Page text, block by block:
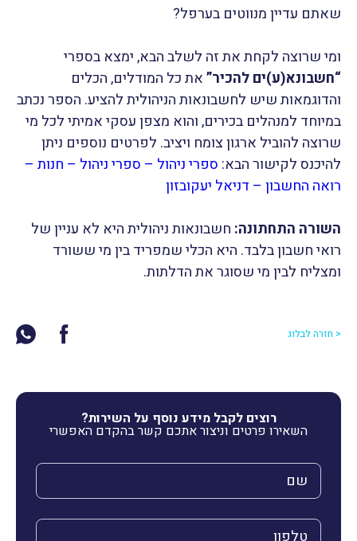
שאתם עדיין מנווטים בערפל?
ומי שרוצה לקחת את זה לשלב הבא, ימצא בספרי
“חשבונא(ע)ים להכיר”את כל המודלים, הכלים
והדוגמאות שיש לחשבונאות הניהולית להציע. הספר נכתב
במיוחד למנהלים בכירים, והוא מצפן עסקי אמיתי לכל מי
שרוצה להוביל ארגון צומח ויציב. לפרטים נוספים ניתן
להיכנס לקישור הבא: ספרי ניהול – ספרי ניהול – חנות –
רואה החשבון – דניאל יעקובזון
השורה התחתונה: חשבונאות ניהולית היא לא עניין של
רואי חשבון בלבד. היא הכלי שמפריד בין מי ששורד
ומצליח לבין מי שסוגר את הדלתות.
< חזרה לבלוג
רוצים לקבל מידע נוסף על השירות?
השאירו פרטים וניצור אתכם קשר בהקדם האפשרי
השם שלך (חובה)
הטלפון שלך (חובה)